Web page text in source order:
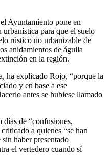
Ayuntamiento pone en
para que el suelo
rústico no urbanizable de
anidamientos de águila
en la región.
ha explicado Rojo, “porque la
y en base a ese
antes se hubiese llamado
de “confusiones,
a quienes “se han
haber presentado
el vertedero cuando sí